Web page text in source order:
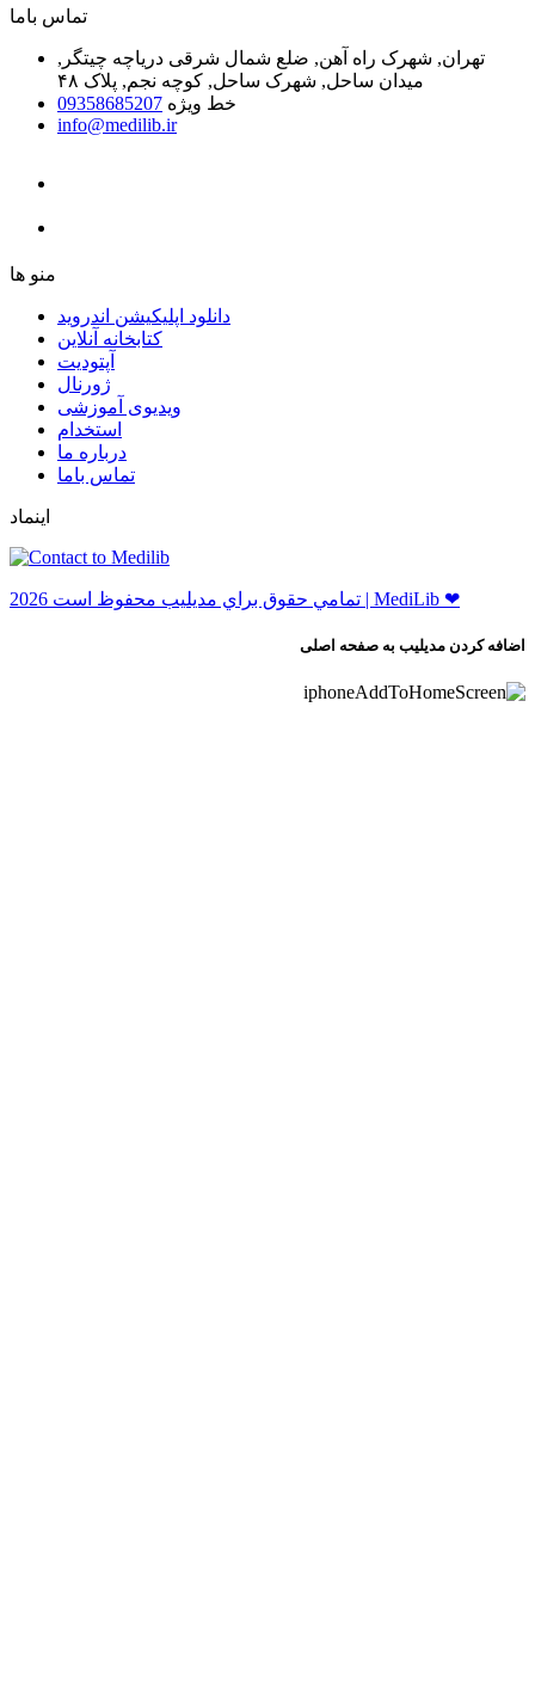
ﺗﻤﺎﺱ ﺑﺎﻣﺎ
تهران, شهرک راه آهن, ضلع شمال شرقی دریاچه چیتگر,
میدان ساحل, شهرک ساحل, کوچه نجم, پلاک ۴۸
خط ویژه 09358685207
info@medilib.ir
ﻣﻨﻮ ﻫﺎ
دانلود اپلیکیشن اندروید
ﮐﺘﺎﺑﺨﺎﻧﻪ ﺁﻧﻼﯾﻦ
ﺁﭘﺘﻮﺩﯾﺖ
ﮊﻭﺭﻧﺎﻝ
ویدیوی آموزشی
استخدام
درباره ما
ﺗﻤﺎﺱ ﺑﺎﻣﺎ
اینماد
ﺗﻤﺎﻣﻲ ﺣﻘﻮﻕ ﺑﺮاﻱ ﻣﺪﻳﻠﻴﺐ ﻣﺤﻔﻮﻅ اﺳﺖ 2026 | MediLib ❤
اضافه کردن مدیلیب به صفحه اصلی